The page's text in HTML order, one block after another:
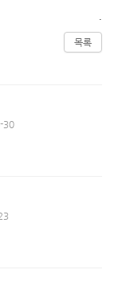
.
목록
30